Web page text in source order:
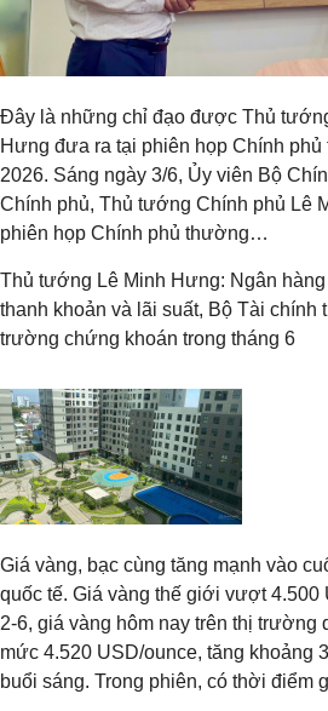
Đây là những chỉ đạo được Thủ
Hưng đưa ra tại phiên họp Chính
2026. Sáng ngày 3/6, Ủy viên Bộ
Chính phủ, Thủ tướng Chính phủ Lê
phiên họp Chính phủ thường…
Thủ tướng Lê Minh Hưng: Ngân
thanh khoản và lãi suất, Bộ Tài chính
trường chứng khoán trong tháng 6
Giá vàng, bạc cùng tăng mạnh vào
quốc tế. Giá vàng thế giới vượt 4.500
2-6, giá vàng hôm nay trên thị
mức 4.520 USD/ounce, tăng khoảng
buổi sáng. Trong phiên, có thời điểm